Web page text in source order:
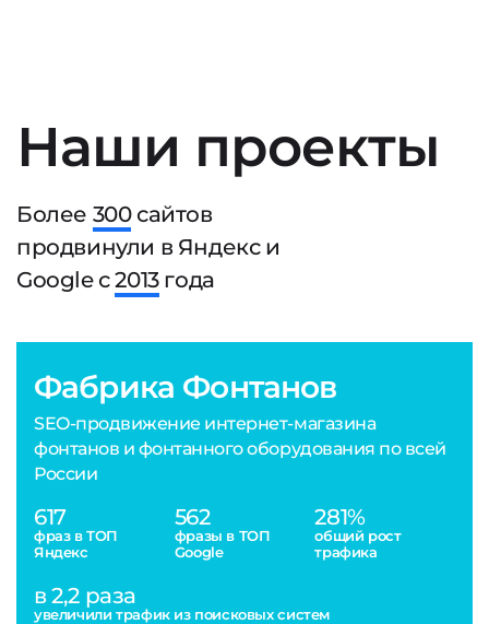
Наши проекты
Более 300сайтов
продвинули в Яндекс и
Google с2013года
Фабрика Фонтанов
SEO-продвижение интернет-магазина
фонтанов и фонтанного оборудования по всей
России
617
фраз в ТОП
Яндекс
562
фразы в ТОП
Google
281%
общий рост
трафика
в 2,2 раза
увеличили трафик из поисковых систем